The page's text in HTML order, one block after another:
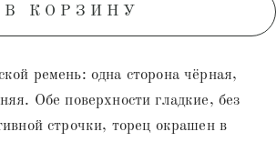
В КОРЗИНУ
ремень: одна сторона чёрная,
Обе поверхности гладкие, без
строчки, торец окрашен в